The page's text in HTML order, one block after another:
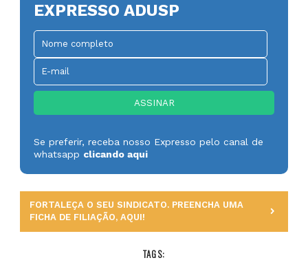
EXPRESSO ADUSP
Se preferir, receba nosso Expresso pelo canal de
whatsapp clicando aqui
FORTALEÇA O SEU SINDICATO. PREENCHA UMA
FICHA DE FILIAÇÃO, AQUI!
TAGS: